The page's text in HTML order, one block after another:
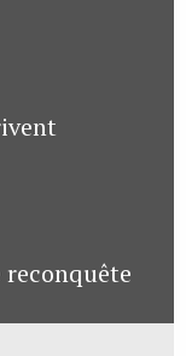
reconquête